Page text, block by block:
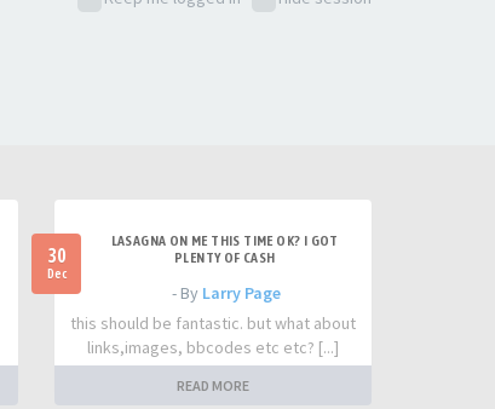
30
Dec
LASAGNA ON ME THIS TIME OK? I GOT
PLENTY OF CASH
- By Larry Page
this should be fantastic. but what about
links,images, bbcodes etc etc? [...]
READ MORE